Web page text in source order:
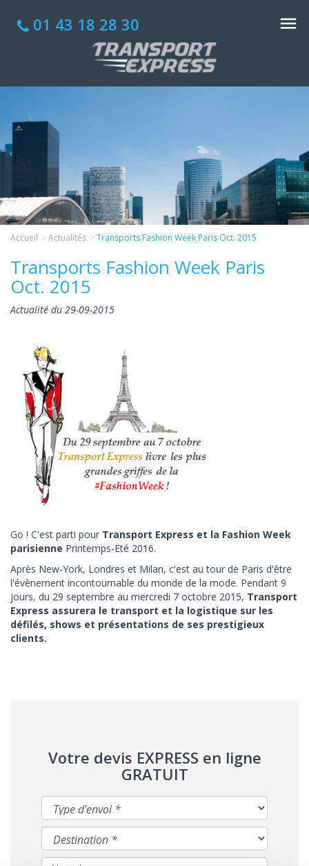
01 43 18 28 30
Accueil Actualités Transports Fashion Week Paris Oct. 2015
Transports Fashion Week Paris
Oct. 2015
Actualité du 29-09-2015
Go ! C'est parti pour Transport Express et la Fashion Week
parisienne Printemps-Eté 2016.
Après New-York, Londres et Milan, c'est au tour de Paris d'être
l'évènement incontournable du monde de la mode. Pendant 9
jours, du 29 septembre au mercredi 7 octobre 2015, Transport
Express assurera le transport et la logistique sur les
défilés, shows et présentations de ses prestigieux
clients.
Votre devis EXPRESS en ligne
GRATUIT